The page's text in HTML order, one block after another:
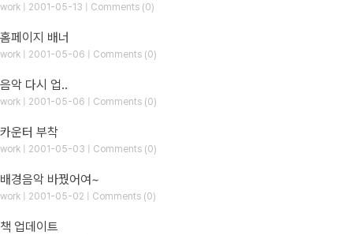
work | 2001-05-13 | Comments (0)
홈페이지 배너
work | 2001-05-06 | Comments (0)
음악 다시 업..
work | 2001-05-06 | Comments (0)
카운터 부착
work | 2001-05-03 | Comments (0)
배경음악 바꿨어여~
work | 2001-05-02 | Comments (0)
책 업데이트